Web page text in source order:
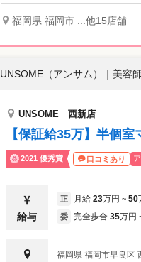
福岡県 福岡市 ...他15店舗
UNSOME（アンサム） ｜ 美容
UNSOME 西新店
【保証給35万】半個
2021 優秀賞 口コミあり
給与
正 月給 23万円 ~ 50
委 完全歩合 35万円
福岡県 福岡市早良区